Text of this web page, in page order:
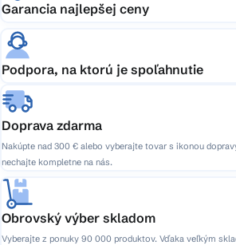
Garancia najlepšej ceny
Podpora, na ktorú je spoľahnutie
Doprava zdarma
Nakúpte nad 300 € alebo vyberajte tovar s ikonou
nechajte kompletne na nás.
Obrovský výber skladom
Vyberajte z ponuky 90 000 produktov. Vďaka veľkým